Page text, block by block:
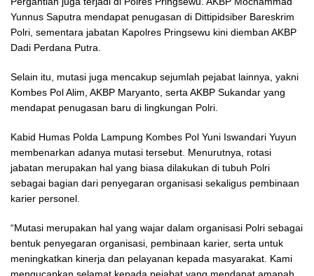
Yunnus Saputra mendapat penugasan di Dittipidsiber Bareskrim
Polri, sementara jabatan Kapolres Pringsewu kini diemban AKBP
Dadi Perdana Putra.
Selain itu, mutasi juga mencakup sejumlah pejabat lainnya, yakni
Kombes Pol Alim, AKBP Maryanto, serta AKBP Sukandar yang
mendapat penugasan baru di lingkungan Polri.
Kabid Humas Polda Lampung Kombes Pol Yuni Iswandari Yuyun
membenarkan adanya mutasi tersebut. Menurutnya, rotasi
jabatan merupakan hal yang biasa dilakukan di tubuh Polri
sebagai bagian dari penyegaran organisasi sekaligus pembinaan
karier personel.
“Mutasi merupakan hal yang wajar dalam organisasi Polri sebagai
bentuk penyegaran organisasi, pembinaan karier, serta untuk
meningkatkan kinerja dan pelayanan kepada masyarakat. Kami
mengucapkan selamat kepada pejabat yang mendapat amanah